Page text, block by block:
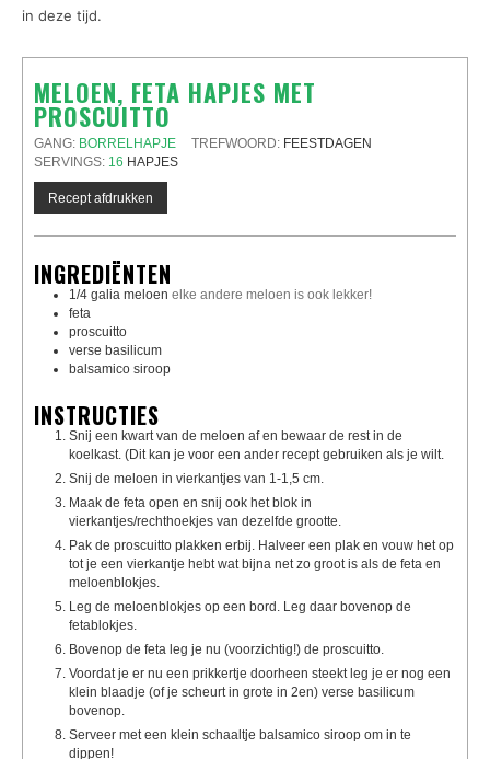
in deze tijd.
MELOEN, FETA HAPJES MET
PROSCUITTO
GANG: BORRELHAPJE TREFWOORD: FEESTDAGEN
SERVINGS: 16 HAPJES
Recept afdrukken
INGREDIËNTEN
1/4 galia meloen elke andere meloen is ook lekker!
feta
proscuitto
verse basilicum
balsamico siroop
INSTRUCTIES
Snij een kwart van de meloen af en bewaar de rest in de
koelkast. (Dit kan je voor een ander recept gebruiken als je wilt.
Snij de meloen in vierkantjes van 1-1,5 cm.
Maak de feta open en snij ook het blok in
vierkantjes/rechthoekjes van dezelfde grootte.
Pak de proscuitto plakken erbij. Halveer een plak en vouw het op
tot je een vierkantje hebt wat bijna net zo groot is als de feta en
meloenblokjes.
Leg de meloenblokjes op een bord. Leg daar bovenop de
fetablokjes.
Bovenop de feta leg je nu (voorzichtig!) de proscuitto.
Voordat je er nu een prikkertje doorheen steekt leg je er nog een
klein blaadje (of je scheurt in grote in 2en) verse basilicum
bovenop.
Serveer met een klein schaaltje balsamico siroop om in te
dippen!